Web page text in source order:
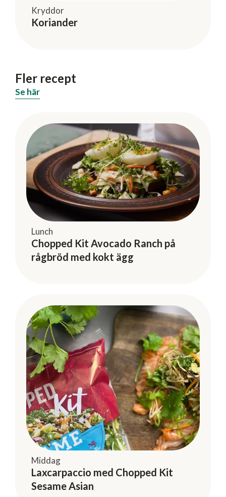
Kryddor
Koriander
Fler recept
Se här
Lunch
Chopped Kit Avocado Ranch på
rågbröd med kokt ägg
Middag
Laxcarpaccio med Chopped Kit
Sesame Asian